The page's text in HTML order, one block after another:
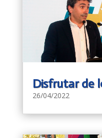
Disfrutar de
26/04/2022